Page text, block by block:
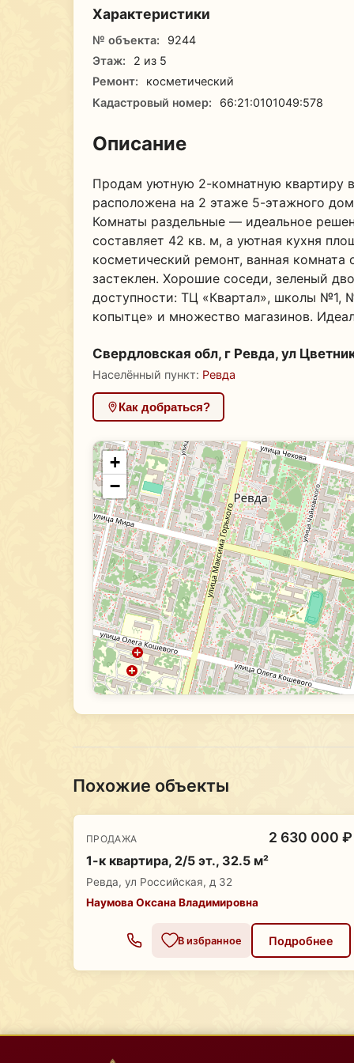
Характеристики
№ объекта:
9244
Этаж:
2 из 5
Ремонт:
косметический
Кадастровый номер:
66:21:0101049:578
Описание
Продам уютную 2-комнатную квартиру
расположена на 2 этаже 5-этажного
Комнаты раздельные — идеальное
составляет 42 кв. м, а уютная кухня
косметический ремонт, ванная
застеклен. Хорошие соседи, зеленый
доступности: ТЦ «Квартал», школы №1,
копытце» и множество магазинов.
Свердловская обл, г Ревда, ул
Населённый пункт: Ревда
Как добраться?
+
−
Похожие объекты
ПРОДАЖА 2 630 000 ₽
1-к квартира, 2/5 эт., 32.5 м²
Ревда, ул Российская, д 32
Наумова Оксана Владимировна
В избранное Подробнее